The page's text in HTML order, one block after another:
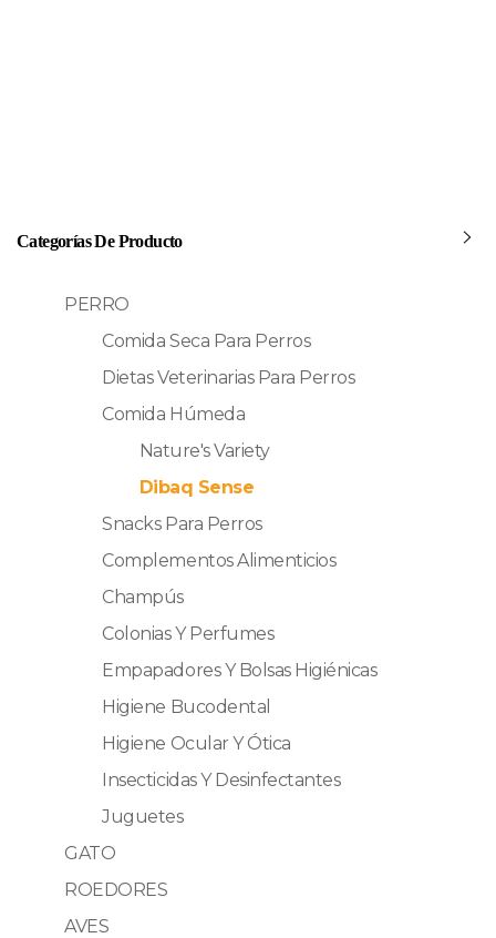
Categorías De Producto
PERRO
Comida Seca Para Perros
Dietas Veterinarias Para Perros
Comida Húmeda
Nature's Variety
Dibaq Sense
Snacks Para Perros
Complementos Alimenticios
Champús
Colonias Y Perfumes
Empapadores Y Bolsas Higiénicas
Higiene Bucodental
Higiene Ocular Y Ótica
Insecticidas Y Desinfectantes
Juguetes
GATO
ROEDORES
AVES